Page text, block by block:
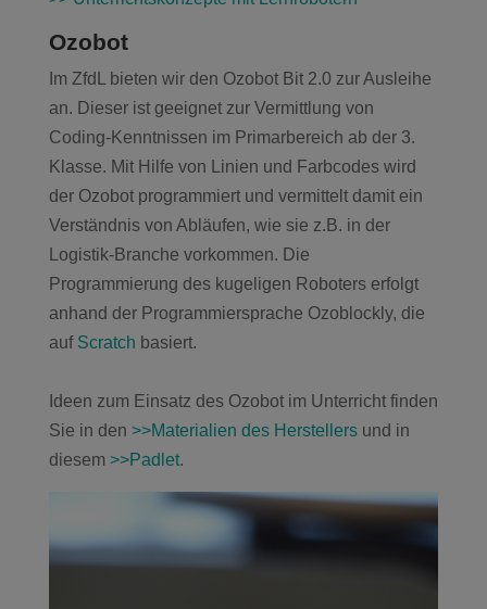
Ozobot
Im ZfdL bieten wir den Ozobot Bit 2.0 zur Ausleihe
an. Dieser ist geeignet zur Vermittlung von
Coding-Kenntnissen im Primarbereich ab der 3.
Klasse. Mit Hilfe von Linien und Farbcodes wird
der Ozobot programmiert und vermittelt damit ein
Verständnis von Abläufen, wie sie z.B. in der
Logistik-Branche vorkommen. Die
Programmierung des kugeligen Roboters erfolgt
anhand der Programmiersprache Ozoblockly, die
auf Scratch basiert.
Ideen zum Einsatz des Ozobot im Unterricht finden
Sie in den >>Materialien des Herstellersund in
diesem >>Padlet.